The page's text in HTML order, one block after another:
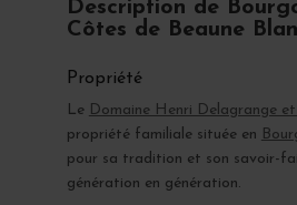
Description de
Côtes de Beaune
Propriété
Le Domaine Henri Delagrange
propriété familiale située en
pour sa tradition et son savoir-
génération en génération.